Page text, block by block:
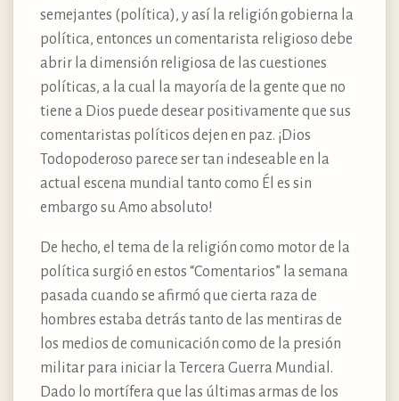
semejantes (política), y así la religión gobierna la
política, entonces un comentarista religioso debe
abrir la dimensión religiosa de las cuestiones
políticas, a la cual la mayoría de la gente que no
tiene a Dios puede desear positivamente que sus
comentaristas políticos dejen en paz. ¡Dios
Todopoderoso parece ser tan indeseable en la
actual escena mundial tanto como Él es sin
embargo su Amo absoluto!
De hecho, el tema de la religión como motor de la
política surgió en estos “Comentarios” la semana
pasada cuando se afirmó que cierta raza de
hombres estaba detrás tanto de las mentiras de
los medios de comunicación como de la presión
militar para iniciar la Tercera Guerra Mundial.
Dado lo mortífera que las últimas armas de los